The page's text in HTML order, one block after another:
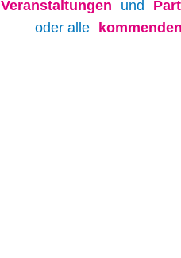
Veranstaltungen und
oder alle